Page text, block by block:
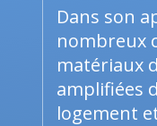
Dans son
nombreux
matériaux
amplifiées
logement